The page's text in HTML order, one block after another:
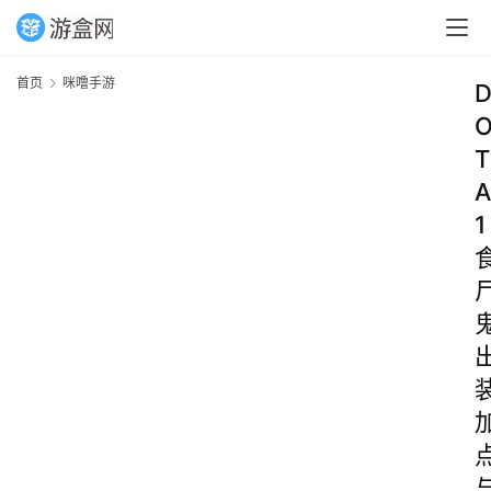
首页 咪噜手游
D
T
A
1